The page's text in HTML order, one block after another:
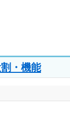
・機能